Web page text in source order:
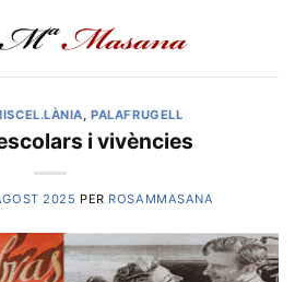
,PALAFRUGELL
i vivències
2025 PER ROSAMMASANA